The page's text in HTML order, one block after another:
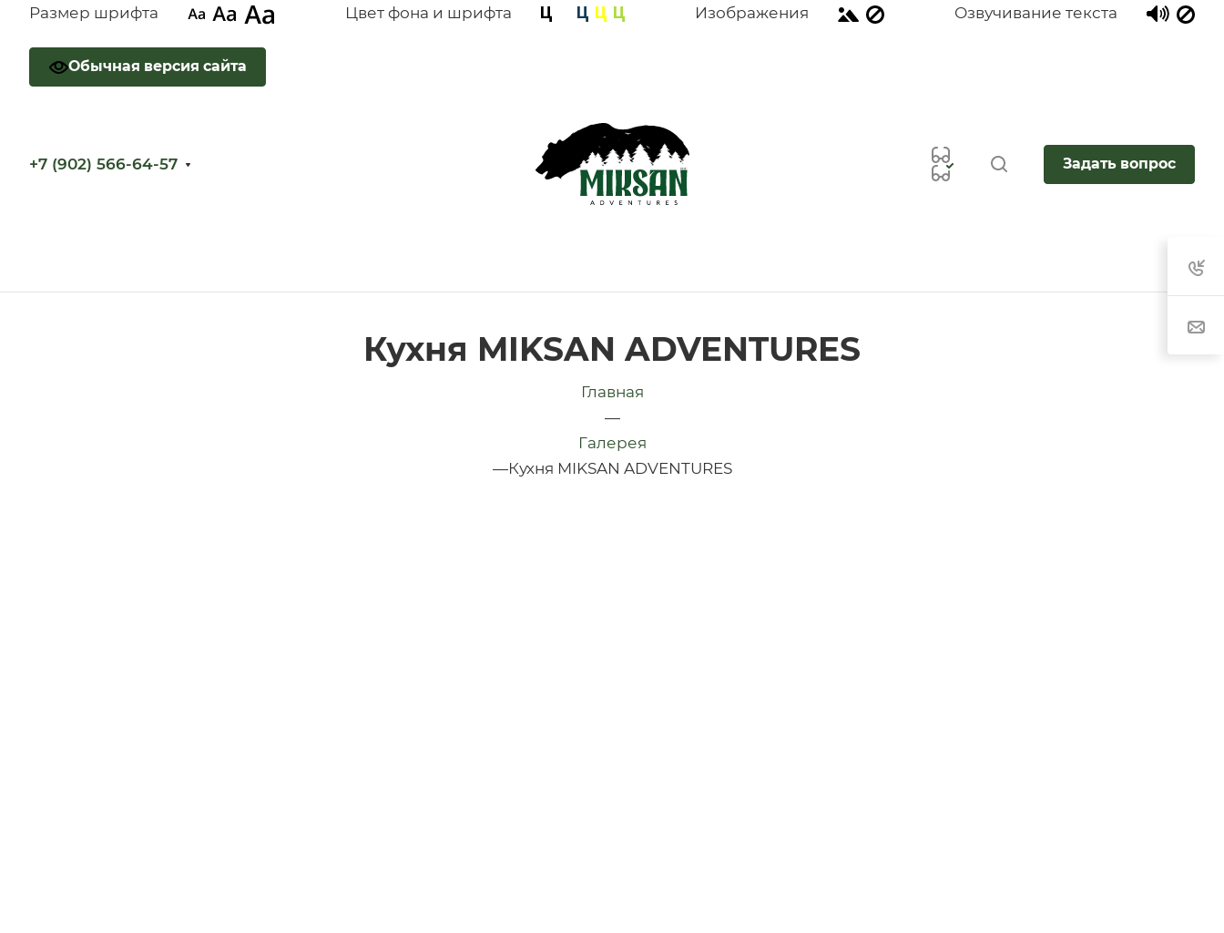
Размер шрифта Цвет фона и шрифта Изображения Озвучивание текста
Обычная версия сайта
+7 (902) 566-64-57 Задать вопрос
Кухня MIKSAN ADVENTURES
Главная
—
Галерея
—Кухня MIKSAN ADVENTURES